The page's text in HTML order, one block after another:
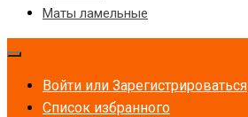
Маты ламельные
Войти или Зарегистрироваться
Список избранного